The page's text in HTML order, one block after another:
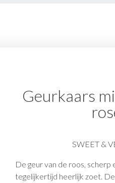
Geurkaars
SWEET &
De geur van de roos, scherp
tegelijkertijd heerlijk zoet.